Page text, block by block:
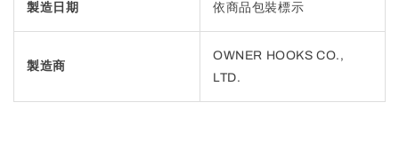
製造日期 依商品包裝標示
製造商
OWNER HOOKS CO.,
LTD.